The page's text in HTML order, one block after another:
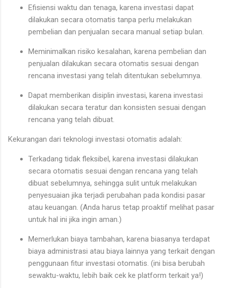
Efisiensi waktu dan tenaga, karena investasi dapat
dilakukan secara otomatis tanpa perlu melakukan
pembelian dan penjualan secara manual setiap bulan.
Meminimalkan risiko kesalahan, karena pembelian dan
penjualan dilakukan secara otomatis sesuai dengan
rencana investasi yang telah ditentukan sebelumnya.
Dapat memberikan disiplin investasi, karena investasi
dilakukan secara teratur dan konsisten sesuai dengan
rencana yang telah dibuat.
Kekurangan dari teknologi investasi otomatis adalah:
Terkadang tidak fleksibel, karena investasi dilakukan
secara otomatis sesuai dengan rencana yang telah
dibuat sebelumnya, sehingga sulit untuk melakukan
penyesuaian jika terjadi perubahan pada kondisi pasar
atau keuangan. (Anda harus tetap proaktif melihat pasar
untuk hal ini jika ingin aman.)
Memerlukan biaya tambahan, karena biasanya terdapat
biaya administrasi atau biaya lainnya yang terkait dengan
penggunaan fitur investasi otomatis. (ini bisa berubah
sewaktu-waktu, lebih baik cek ke platform terkait ya!)